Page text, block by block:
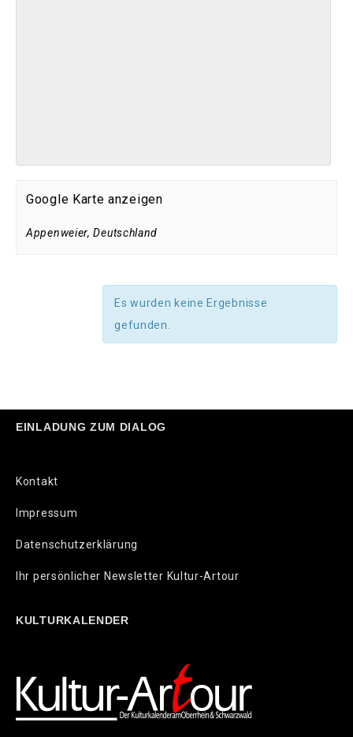
Google Karte anzeigen
Appenweier, Deutschland
Es wurden keine Ergebnisse
gefunden.
EINLADUNG ZUM DIALOG
Kontakt
Impressum
Datenschutzerklärung
Ihr persönlicher Newsletter Kultur-Artour
KULTURKALENDER